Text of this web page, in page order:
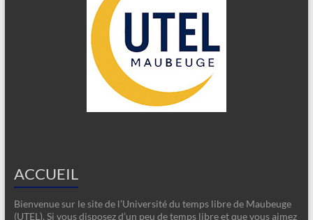
ACCUEIL
Bienvenue sur le site de l’Université du temps libre de Maubeuge
(UTEL). Si vous disposez d’un peu de temps libre et que vous aimez